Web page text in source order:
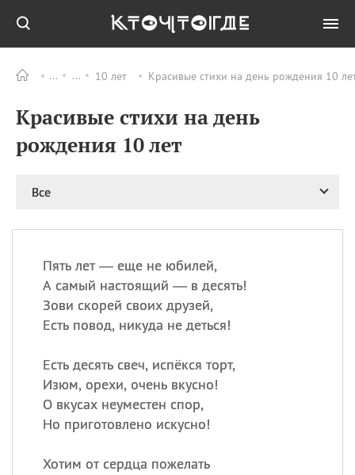
10 лет Красивые стихи на день рождения 10
Красивые стихи на день
рождения 10 лет
Все
Пять лет — еще не юбилей,
А самый настоящий — в десять!
Зови скорей своих друзей,
Есть повод, никуда не деться!
Есть десять свеч, испёкся торт,
Изюм, орехи, очень вкусно!
О вкусах неуместен спор,
Но приготовлено искусно!
Хотим от сердца пожелать
ПРАЗДНИКИ Все
09.08 День памяти
великомученика и
Николая Чудотворца
11.08 День полета на
11.08 День Святой Клары —
покровительницы
телевидения
ИМЕНА
Сегодня празднуют именины
Герман
Анфиса